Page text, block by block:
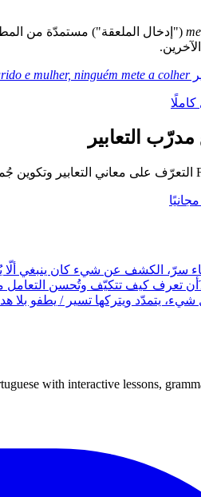
("إدخال الملعقة") مستمدّة من
e mulher, ninguém mete a colher
التعابير
سرّ، الكشف عن شيء كان ينبغي
أن تعرف كيف تتكيّف وتُحسن التعامل
يتمدّد ويتركها تسير / يطفو بلا
with interactive lessons,